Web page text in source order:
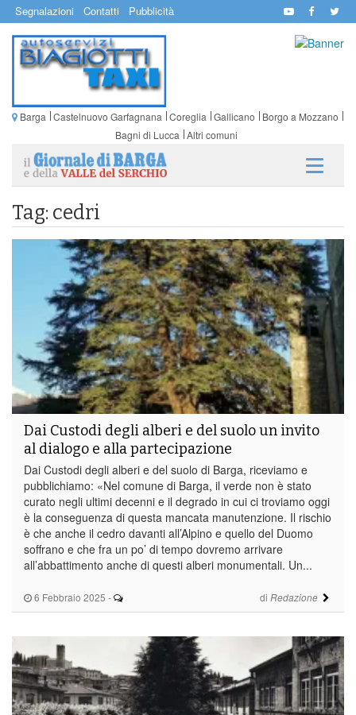
Segnalazioni Contatti Pubblicità
Barga Castelnuovo Garfagnana Coreglia Gallicano
Borgo a Mozzano
Bagni di Lucca Altri comuni
Tag: cedri
6 Febbraio 2025 - di Redazione
Dai Custodi degli alberi e del suolo un invito
al dialogo e alla partecipazione
Dai Custodi degli alberi e del suolo di Barga, riceviamo e
pubblichiamo: «Nel comune di Barga, il verde non è stato
curato negli ultimi decenni e il degrado in cui ci troviamo oggi
è la conseguenza di questa mancata manutenzione. Il rischio
è che anche il cedro davanti all’Alpino e quello del Duomo
soffrano e che fra un po’ di tempo dovremo arrivare
all’abbattimento anche di questi alberi monumentali. Un...